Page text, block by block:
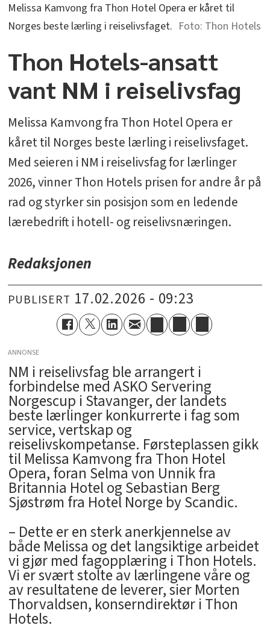
Melissa Kamvong fra Thon Hotel Opera er kåret til
Norges beste lærling i reiselivsfaget.
Thon Hotels
Thon Hotels-ansatt
vant NM i reiselivsfag
Melissa Kamvong fra Thon Hotel Opera er
kåret til Norges beste lærling i reiselivsfaget.
Med seieren i NM i reiselivsfag for lærlinger
2026, vinner Thon Hotels prisen for andre år på
rad og styrker sin posisjon som en ledende
lærebedrift i hotell- og reiselivsnæringen.
Redaksjonen
PUBLISERT 17.02.2026 - 09:23
ANNONSE
NM i reiselivsfag ble arrangert i
forbindelse med ASKO Servering
Norgescup i Stavanger, der landets
beste lærlinger konkurrerte i fag som
service, vertskap og
reiselivskompetanse. Førsteplassen gikk
til Melissa Kamvong fra Thon Hotel
Opera, foran Selma von Unnik fra
Britannia Hotel og Sebastian Berg
Sjøstrøm fra Hotel Norge by Scandic.
– Dette er en sterk anerkjennelse av
både Melissa og det langsiktige arbeidet
vi gjør med fagopplæring i Thon Hotels.
Vi er svært stolte av lærlingene våre og
av resultatene de leverer, sier Morten
Thorvaldsen, konserndirektør i Thon
Hotels.